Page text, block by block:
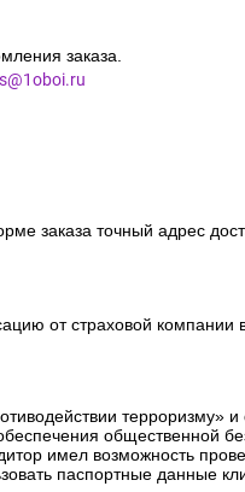
заказа.
заказа точный адрес
от страховой компании
терроризму» и
общественной
имел возможность
паспортные данные